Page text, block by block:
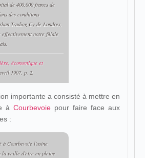
de 400.000 francs de
des conditions
Trading Cy de Londres,
effectivement notre filiale
économique et
1907, p. 2.
importante a consisté à mettre en
à Courbevoie pour faire face aux
:
à Courbevoie l'usine
la veille d'être en pleine